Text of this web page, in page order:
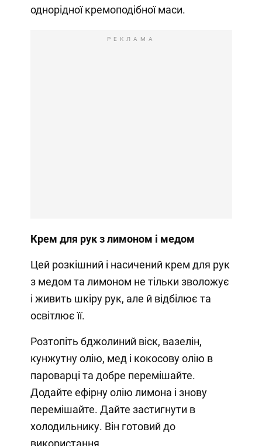
однорідної кремоподібної маси.
РЕКЛАМА
Крем для рук з лимоном і медом
Цей розкішний і насичений крем для рук
з медом та лимоном не тільки зволожує
і живить шкіру рук, але й відбілює та
освітлює її.
Розтопіть бджолиний віск, вазелін,
кунжутну олію, мед і кокосову олію в
пароварці та добре перемішайте.
Додайте ефірну олію лимона і знову
перемішайте. Дайте застигнути в
холодильнику. Він готовий до
використання.